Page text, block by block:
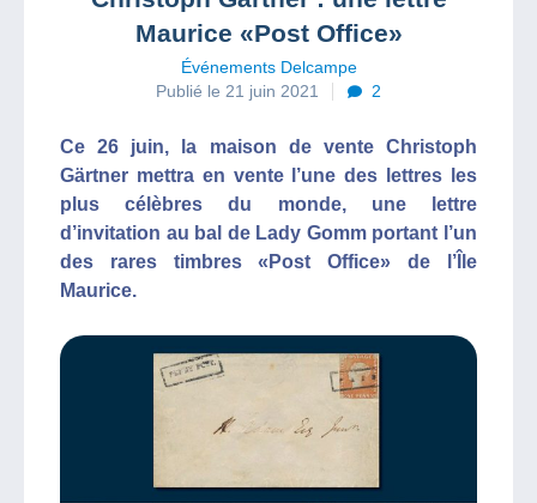
Maurice «Post Office»
Événements Delcampe
Publié le 21 juin 2021
2
Ce 26 juin, la maison de vente Christoph
Gärtner mettra en vente l’une des lettres les
plus célèbres du monde, une lettre
d’invitation au bal de Lady Gomm portant l’un
des rares timbres «Post Office» de l’Île
Maurice.